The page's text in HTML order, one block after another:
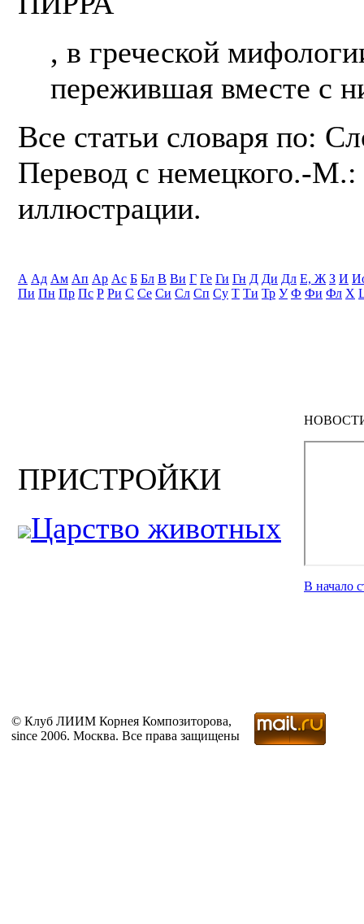
, в греческой
пережившая вместе с
Все статьи словаря по:
Перевод с немецкого.-
иллюстрации.
А Ад Ам Ап Ар Ас Б Бл В Ви Г Ге Ги Гн Д Ди Дл Е, Ж З И
Пи Пн Пр Пс Р Ри С Се Си Сл Сп Су Т Ти Тр У Ф Фи Фл Х
ПРИСТРОЙКИ
Царство животных
В начало
© Клуб ЛИИМ Корнея Композиторова,
since 2006. Москва. Все права защищены